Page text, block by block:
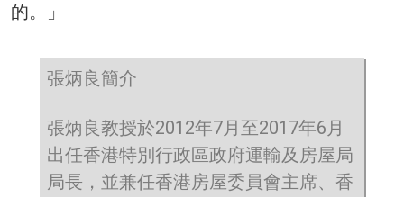
的。」
張炳良簡介
張炳良教授於2012年7月至2017年6月
出任香港特別行政區政府運輸及房屋局
局長，並兼任香港房屋委員會主席、香